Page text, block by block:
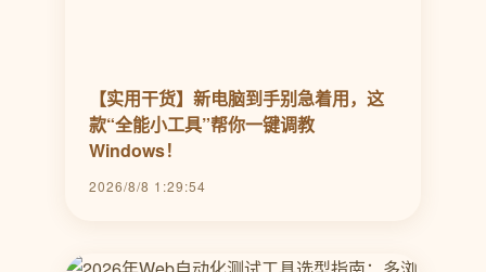
【实用干货】新电脑到手别急着用，这
款“全能小工具”帮你一键调教
Windows！
2026/8/8 1:29:54